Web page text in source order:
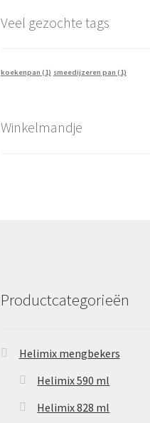
Veel gezochte tags
koekenpan (1) smeedijzeren pan (1)
Winkelmandje
Productcategorieën
Helimix mengbekers
Helimix 590 ml
Helimix 828 ml